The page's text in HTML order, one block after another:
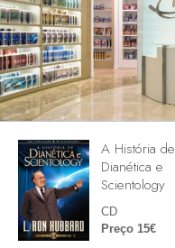
A História de
Dianética e
Scientology
CD
Preço 15€